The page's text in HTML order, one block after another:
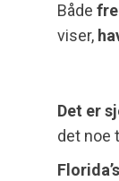
Både
viser,
Det er
det noe